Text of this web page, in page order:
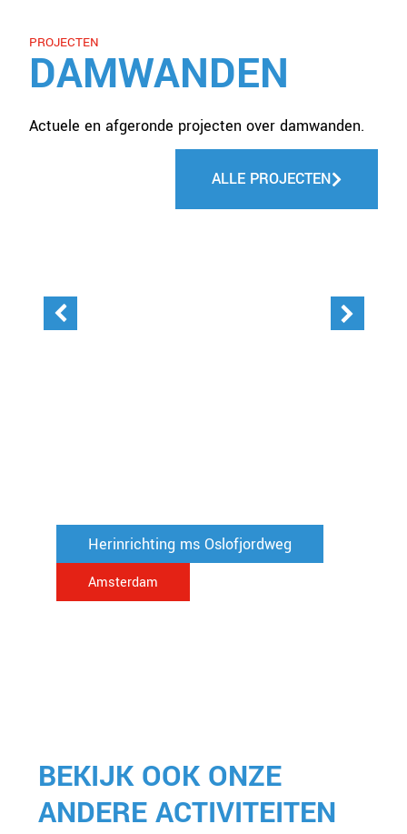
PROJECTEN
DAMWANDEN
Actuele en afgeronde projecten over damwanden.
ALLE PROJECTEN
Herinrichting ms Oslofjordweg
Amsterdam
BEKIJK OOK ONZE
ANDERE ACTIVITEITEN